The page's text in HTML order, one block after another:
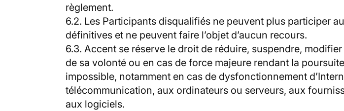
règlement.
6.2. Les Participants disqualifiés ne peuvent plus participer
définitives et ne peuvent faire l’objet d’aucun recours.
6.3. Accent se réserve le droit de réduire, suspendre,
de sa volonté ou en cas de force majeure rendant la
impossible, notamment en cas de dysfonctionnement
télécommunication, aux ordinateurs ou serveurs, aux
aux logiciels.